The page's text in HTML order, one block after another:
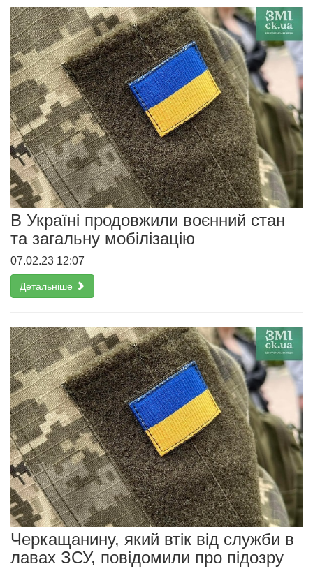
В Україні продовжили воєнний стан
та загальну мобілізацію
07.02.23 12:07
Детальніше
Черкащанину, який втік від служби в
лавах ЗСУ, повідомили про підозру